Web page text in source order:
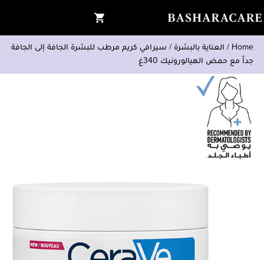
Home
/ العناية بالبشرة / سيرافي كريم مرطب للبشرة الجافة إلى الجافة
جداً مع حمض الهيالورونيك 340غ